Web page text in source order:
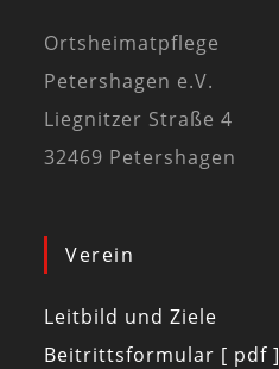
Ortsheimatpflege
Petershagen e.V.
Liegnitzer Straße 4
32469 Petershagen
Verein
Leitbild und Ziele
Beitrittsformular [ pdf ]